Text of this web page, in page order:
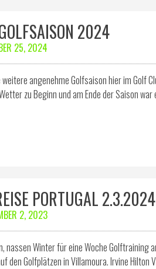
2024
25, 2024
angenehme Golfsaison hier im Golf
zu Beginn und am Ende der Saison
PORTUGAL
2, 2023
nassen Winter für eine Woche Golftraining
den Golfplätzen in Villamoura. Irvine Hilton